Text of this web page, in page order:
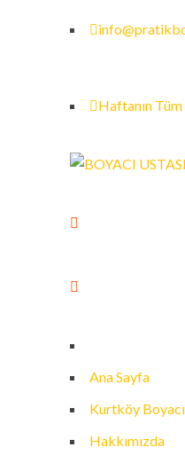
Haftanın
Ana Sayfa
Kurtköy Boyacı
Hakkımızda